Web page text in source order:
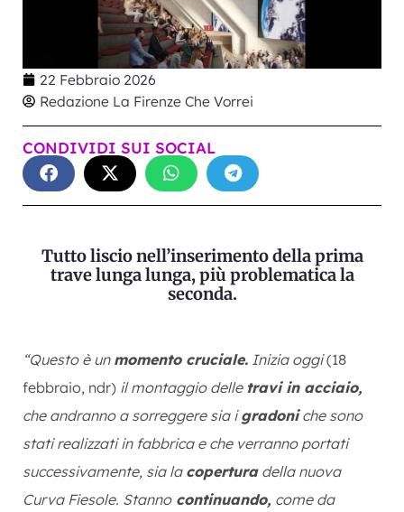
22 Febbraio 2026
Redazione La Firenze Che Vorrei
CONDIVIDI SUI SOCIAL
Tutto liscio nell’inserimento della prima
trave lunga lunga, più problematica la
seconda.
“Questo è un momento cruciale. Inizia oggi(18
febbraio, ndr) il montaggio delle travi in acciaio,
che andranno a sorreggere sia igradoniche sono
stati realizzati in fabbrica e che verranno portati
successivamente, sia la coperturadella nuova
Curva Fiesole. Stannocontinuando, come da